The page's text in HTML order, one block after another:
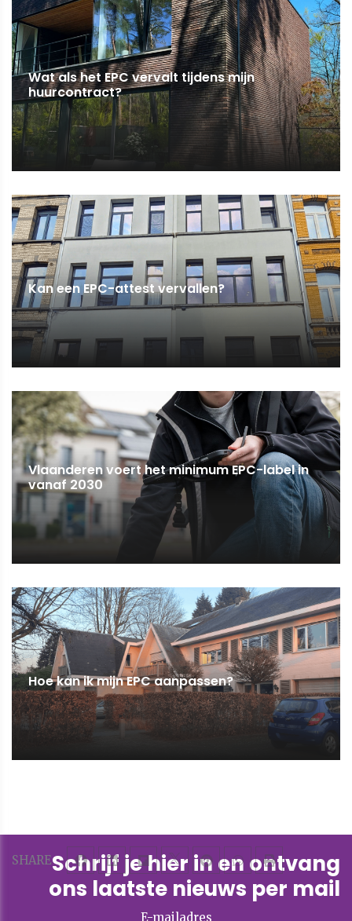
SHARE
Wat als het EPC vervalt tijdens mijn
huurcontract?
Kan een EPC-attest vervallen?
Vlaanderen voert het minimum EPC-label in
vanaf 2030
Hoe kan ik mijn EPC aanpassen?
Schrijf je hier in en ontvang
ons laatste nieuws per mail
E-mailadres